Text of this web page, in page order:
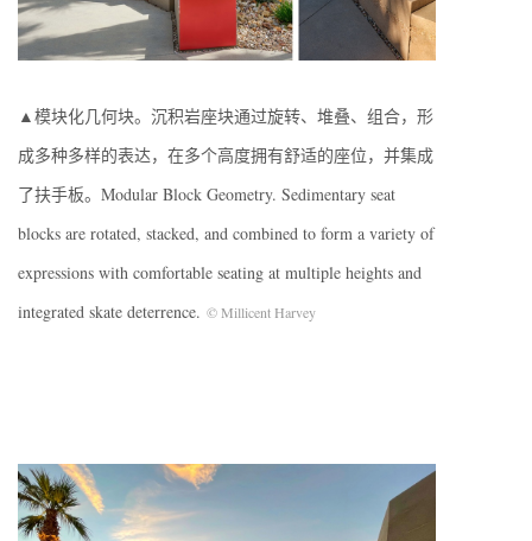
▲模块化几何块。沉积岩座块通过旋转、堆叠、组合，形
成多种多样的表达，在多个高度拥有舒适的座位，并集成
了扶手板。Modular Block Geometry. Sedimentary seat
blocks are rotated, stacked, and combined to form a variety of
expressions with comfortable seating at multiple heights and
integrated skate deterrence. © Millicent Harvey